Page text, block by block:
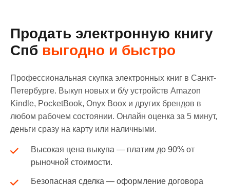
Продать электронную книгу
Спб выгодно и быстро
Профессиональная скупка электронных книг в Санкт-
Петербурге. Выкуп новых и б/у устройств Amazon
Kindle, PocketBook, Onyx Boox и других брендов в
любом рабочем состоянии. Онлайн оценка за 5 минут,
деньги сразу на карту или наличными.
Высокая цена выкупа — платим до 90% от
рыночной стоимости.
Безопасная сделка — оформление договора